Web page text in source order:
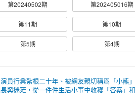
第20240502期 第202405016期
第11期 第10期
第5期 第4期
員行業紮根二十年、被網友親切稱爲「小熊
與迷茫，從一件件生活小事中收穫「答案」